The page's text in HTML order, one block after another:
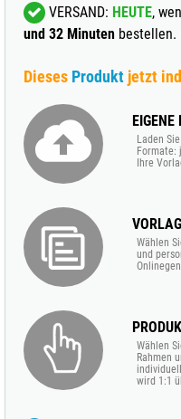
VERSAND: HEUTE,
und 32 Minuten bestellen.
Dieses Produkt jetzt
Laden
Formate:
Ihre
Wählen
und
Wählen
Rahmen
wird 1:1